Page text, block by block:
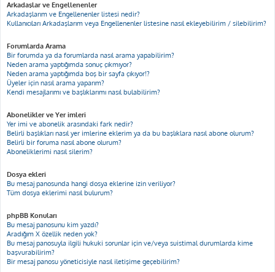
Arkadaşlar ve Engellenenler
Arkadaşlarım ve Engellenenler listesi nedir?
Kullanıcıları Arkadaşlarım veya Engellenenler listesine nasıl ekleyebilirim / silebilirim?
Forumlarda Arama
Bir forumda ya da forumlarda nasıl arama yapabilirim?
Neden arama yaptığımda sonuç çıkmıyor?
Neden arama yaptığımda boş bir sayfa çıkıyor!?
Üyeler için nasıl arama yaparım?
Kendi mesajlarımı ve başlıklarımı nasıl bulabilirim?
Abonelikler ve Yer imleri
Yer imi ve abonelik arasındaki fark nedir?
Belirli başlıkları nasıl yer imlerine eklerim ya da bu başlıklara nasıl abone olurum?
Belirli bir foruma nasıl abone olurum?
Aboneliklerimi nasıl silerim?
Dosya ekleri
Bu mesaj panosunda hangi dosya eklerine izin veriliyor?
Tüm dosya eklerimi nasıl bulurum?
phpBB Konuları
Bu mesaj panosunu kim yazdı?
Aradığım X özellik neden yok?
Bu mesaj panosuyla ilgili hukuki sorunlar için ve/veya suistimal durumlarda kime
başvurabilirim?
Bir mesaj panosu yöneticisiyle nasıl iletişime geçebilirim?